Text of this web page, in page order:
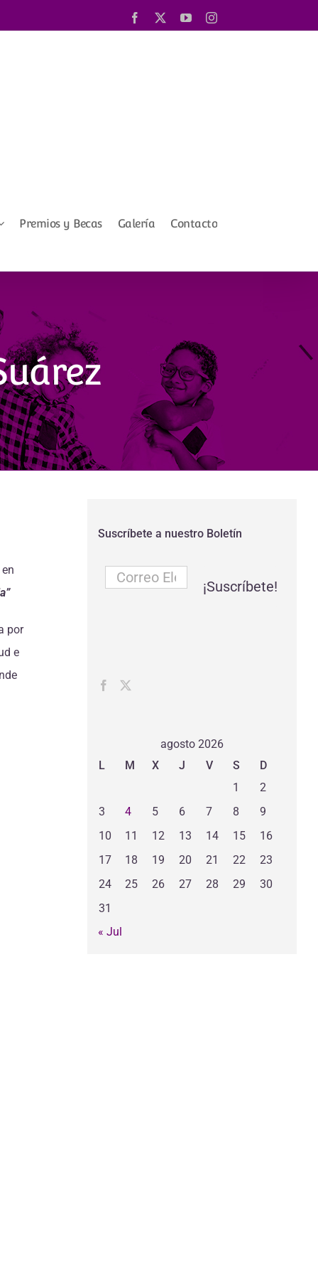
Facebook YouTubeInstagram
Premios y Becas Galería Contacto
por
e
Suscríbete a nuestro Boletín
Correo
Electrónico
agosto 2026
L
M X J V S
D
1
2
3
4 5 6 7 8
9
10
11 12 13 14 15
16
17
18 19 20 21 22
23
24
25 26 27 28 29
30
31
« Jul